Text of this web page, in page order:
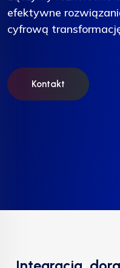
efektywne
cyfrową
Kontakt
efektywne
cyfrową
Kontakt
efektywne
cyfrową
Kontakt